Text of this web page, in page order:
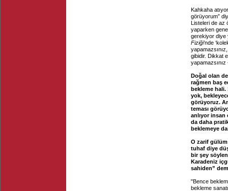
Kahkaha
görüyorum”
Listeleri de az
yaparken
gerekiyor diye
Fiziği’nde
gibidir. Dikkat
Doğal olan
rağmen baş
bekleme hali.
yok,
görüyoruz.
teması
anlıyor
da daha
beklemeye
O zarif
tuhaf diye
bir şey
Karadeniz
sahiden”
"Bence
bekleme